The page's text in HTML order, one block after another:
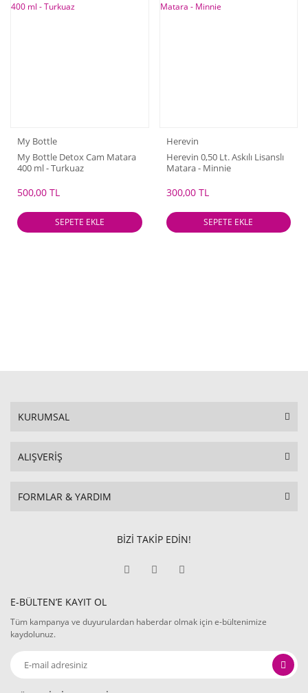
My Bottle
My Bottle Detox Cam Matara
400 ml - Turkuaz
500,00 TL
SEPETE EKLE
Herevin
Herevin 0,50 Lt. Askılı Lisanslı
Matara - Minnie
300,00 TL
SEPETE EKLE
KURUMSAL
ALIŞVERİŞ
FORMLAR & YARDIM
BİZİ TAKİP EDİN!
E-BÜLTEN’E KAYIT OL
Tüm kampanya ve duyurulardan haberdar olmak için e-bültenimize
kaydolunuz.